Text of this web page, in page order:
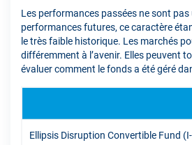
Les performances passées ne sont
performances futures, ce caractère
le très faible historique. Les marchés
différemment à l’avenir. Elles peuvent
évaluer comment le fonds a été géré
Ellipsis Disruption Convertible Fund